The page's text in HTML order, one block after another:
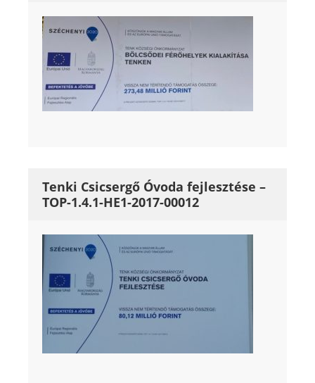
Tenki Csicsergő Óvoda fejlesztése –
TOP-1.4.1-HE1-2017-00012